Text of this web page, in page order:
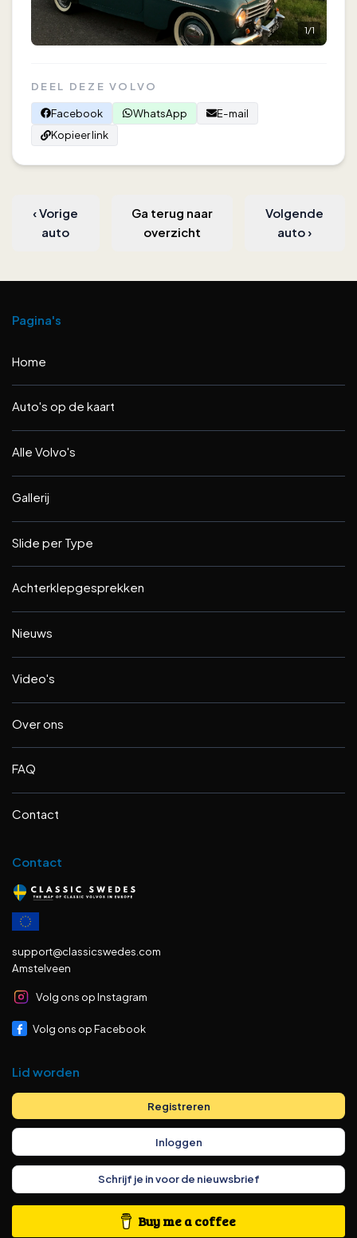
1/1
DEEL DEZE VOLVO
Facebook
WhatsApp
E-mail
Kopieer link
‹Vorige
auto
Ga terug naar
overzicht
Volgende
auto›
Pagina's
Home
Auto's op de kaart
Alle Volvo's
Gallerij
Slide per Type
Achterklepgesprekken
Nieuws
Video's
Over ons
FAQ
Contact
Contact
support@classicswedes.com
Amstelveen
Volg ons op Instagram
Volg ons op Facebook
Lid worden
Registreren
Inloggen
Schrijf je in voor de nieuwsbrief
Buy me a coffee